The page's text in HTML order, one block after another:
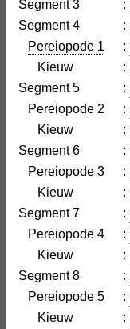
Segment 3 :
Segment 4 :
Pereiopode 1 :
Kieuw :
Segment 5 :
Pereiopode 2 :
Kieuw :
Segment 6 :
Pereiopode 3 :
Kieuw :
Segment 7 :
Pereiopode 4 :
Kieuw :
Segment 8 :
Pereiopode 5 :
Kieuw :